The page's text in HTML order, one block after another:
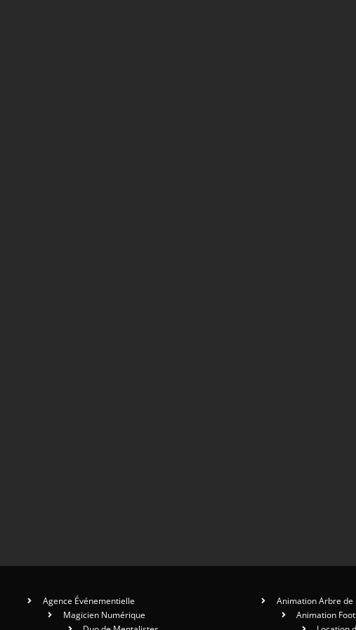
Agence Événementielle
Magicien Numérique
Animation Arbre de
Animation